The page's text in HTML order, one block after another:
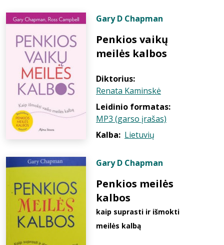
Gary D Chapman
Penkios vaikų
meilės kalbos
Diktorius:
Renata Kaminskė
Leidinio formatas:
MP3 (garso įrašas)
Kalba: Lietuvių
Gary D Chapman
Penkios meilės
kalbos
kaip suprasti ir išmokti
meilės kalbą